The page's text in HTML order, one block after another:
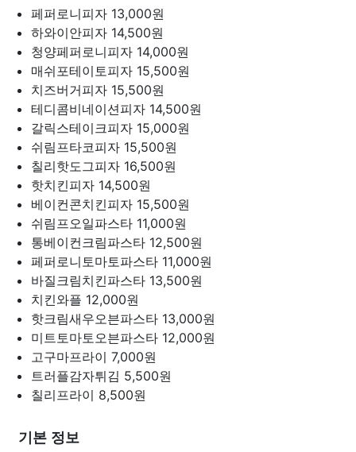
페퍼로니피자 13,000원
하와이안피자 14,500원
청양페퍼로니피자 14,000원
매쉬포테이토피자 15,500원
치즈버거피자 15,500원
테디콤비네이션피자 14,500원
갈릭스테이크피자 15,000원
쉬림프타코피자 15,500원
칠리핫도그피자 16,500원
핫치킨피자 14,500원
베이컨콘치킨피자 15,500원
쉬림프오일파스타 11,000원
통베이컨크림파스타 12,500원
페퍼로니토마토파스타 11,000원
바질크림치킨파스타 13,500원
치킨와플 12,000원
핫크림새우오븐파스타 13,000원
미트토마토오븐파스타 12,000원
고구마프라이 7,000원
트러플감자튀김 5,500원
칠리프라이 8,500원
기본 정보